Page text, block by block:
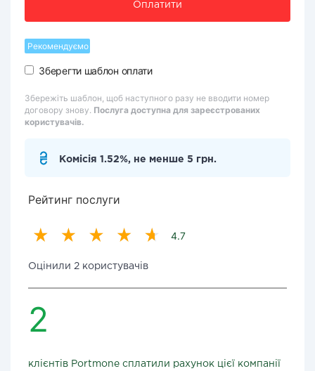
Оплатити
Рекомендуємо
Зберегти шаблон оплати
Збережіть шаблон, щоб наступного разу не вводити номер
договору знову. Послуга доступна для зареєстрованих
користувачів.
Комісія 1.52%, не менше 5 грн.
Рейтинг послуги
4.7
Оцінили 2 користувачів
2
клієнтів Portmone сплатили рахунок цієї компанії